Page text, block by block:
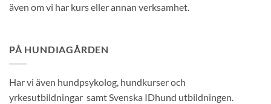
även om vi har kurs eller annan verksamhet.
PÅ HUNDIAGÅRDEN
Har vi även hundpsykolog, hundkurser och
yrkesutbildningar samt Svenska IDhund utbildningen.